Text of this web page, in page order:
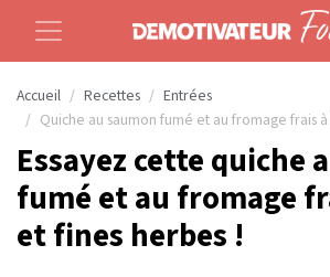
Accueil Recettes
Entrées
Quiche au saumon fumé et au fromage frais
Essayez cette quiche
fumé et au fromage
et fines herbes !